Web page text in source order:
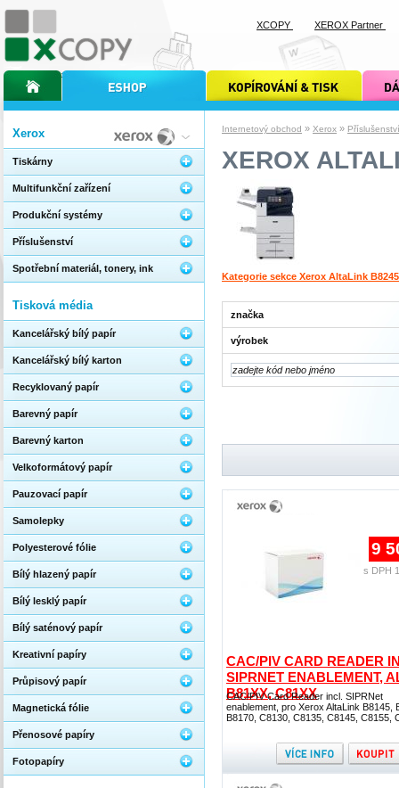
Internetový obchod » Xerox » Příslušenství
XEROX
Kategorie sekce Xerox AltaLink B8245
značka
výrobek
CAC/PIV CARD READER
SIPRNET ENABLEMENT,
B81XX, C81XX
CAC/PIV Card Reader incl. SIPRNet
enablement, pro Xerox AltaLink B8145,
B8170, C8130, C8135, C8145, C8155,
9
s DPH
Xerox
Tiskárny
Multifunkční zařízení
Produkční systémy
Příslušenství
Spotřební materiál, tonery, ink
Tisková média
Kancelářský bílý papír
Kancelářský bílý karton
Recyklovaný papír
Barevný papír
Barevný karton
Velkoformátový papír
Pauzovací papír
Samolepky
Polyesterové fólie
Bílý hlazený papír
Bílý lesklý papír
Bílý saténový papír
Kreativní papíry
Průpisový papír
Magnetická fólie
Přenosové papíry
Fotopapíry
úvodní stránka xcopyinternetový obchod xcopy kopírování a tisk xcopy dárkové
XCOPY XEROX Partner